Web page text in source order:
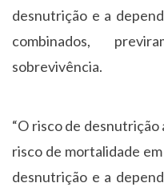
desnutrição e a
combinados,
sobrevivência.
“O risco de
risco de mortalidade
desnutrição e a